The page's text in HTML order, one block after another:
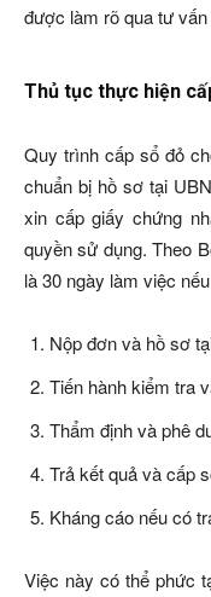
được làm rõ qua tư vấn
Thủ tục thực hiện
Quy trình cấp sổ đỏ
chuẩn bị hồ sơ tại
xin cấp giấy chứng
quyền sử dụng. Theo
là 30 ngày làm việc
Nộp đơn và hồ sơ
Tiến hành kiểm tra
Thẩm định và phê
Trả kết quả và cấp
Kháng cáo nếu có
Việc này có thể phức